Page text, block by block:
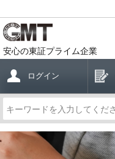
安心の東証プライム企業
ログイン